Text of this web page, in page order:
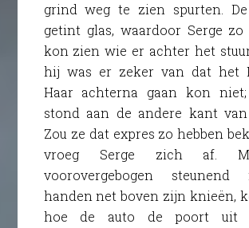
grind weg te zien spurten.
getint glas, waardoor Serge
kon zien wie er achter het
hij was er zeker van dat het
Haar achterna gaan kon
stond aan de andere kant
Zou ze dat expres zo hebben
vroeg Serge zich af.
voorovergebogen
handen net boven zijn knieën,
hoe de auto de poort uit